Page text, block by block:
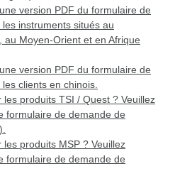
version PDF du formulaire de
instruments situés au
au Moyen-Orient et en Afrique
version PDF du formulaire de
clients en chinois.
produits TSI / Quest ? Veuillez
formulaire de demande de
produits MSP ? Veuillez
formulaire de demande de